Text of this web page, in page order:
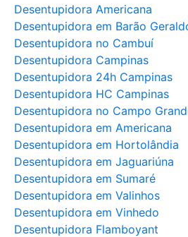
Desentupidora Americana
Desentupidora em Barão
Desentupidora no Cambuí
Desentupidora Campinas
Desentupidora 24h Campinas
Desentupidora HC Campinas
Desentupidora no Campo
Desentupidora em Americana
Desentupidora em Hortolândia
Desentupidora em Jaguariúna
Desentupidora em Sumaré
Desentupidora em Valinhos
Desentupidora em Vinhedo
Desentupidora Flamboyant